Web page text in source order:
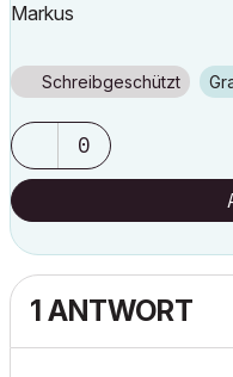
Markus
Schreibgeschützt
0
1 ANTWORT